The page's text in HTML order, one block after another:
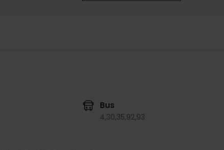
Bus
4,30,35,92,93